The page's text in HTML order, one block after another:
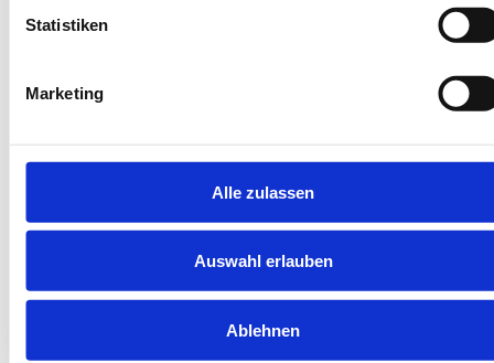
Statistiken
Marketing
Alle zulassen
Auswahl erlauben
Ablehnen
Gleiche Insel Ähnliche